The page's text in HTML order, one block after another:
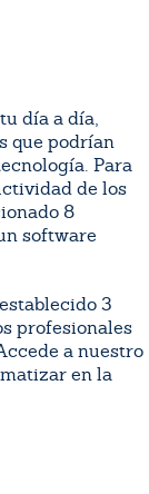
día a día,
que podrían
Para
de los
8
software
3
profesionales
a nuestro
en la